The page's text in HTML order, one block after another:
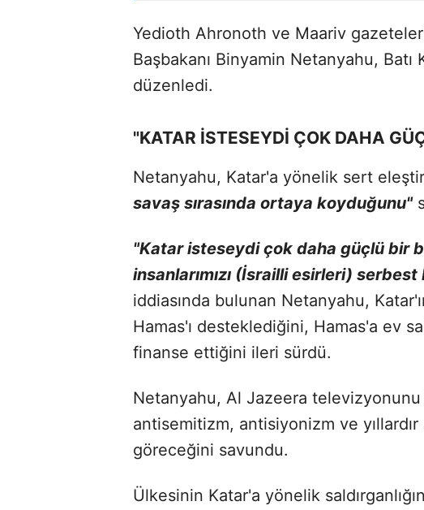
Yedioth Ahronoth ve Maariv
Başbakanı Binyamin Netanyahu, Batı
düzenledi.
"KATAR İSTESEYDİ ÇOK DAHA
Netanyahu, Katar'a yönelik sert
savaş sırasında ortaya koyduğunu"
"Katar isteseydi çok daha güçlü bir
insanlarımızı (İsrailli esirleri) serbest
iddiasında bulunan Netanyahu,
Hamas'ı desteklediğini, Hamas'a ev
finanse ettiğini ileri sürdü.
Netanyahu, Al Jazeera televizyonunu
antisemitizm, antisiyonizm ve yıllardır
göreceğini savundu.
Ülkesinin Katar'a yönelik